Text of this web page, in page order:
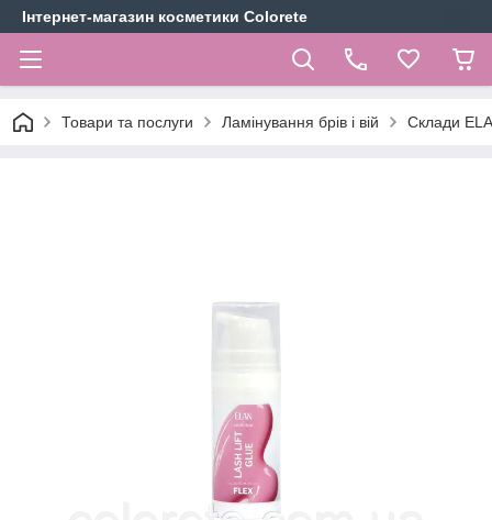
Інтернет-магазин косметики Colorete
Товари та послуги Ламінування брів і вій Склади